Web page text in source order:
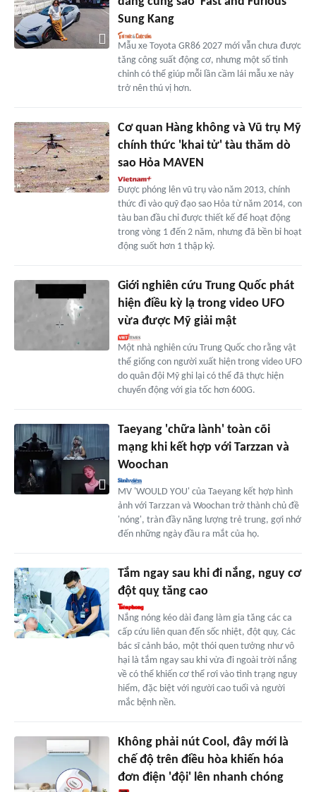
Sung Kang
Mẫu xe Toyota GR86 2027 mới vẫn chưa được
tăng công suất động cơ, nhưng một số tinh
chỉnh có thể giúp mỗi lần cầm lái mẫu xe này
trở nên thú vị hơn.
Cơ quan Hàng không và Vũ trụ Mỹ
chính thức 'khai tử' tàu thăm dò
sao Hỏa MAVEN
Được phóng lên vũ trụ vào năm 2013, chính
thức đi vào quỹ đạo sao Hỏa từ năm 2014, con
tàu ban đầu chỉ được thiết kế để hoạt động
trong vòng 1 đến 2 năm, nhưng đã bền bỉ hoạt
động suốt hơn 1 thập kỷ.
Giới nghiên cứu Trung Quốc phát
hiện điều kỳ lạ trong video UFO
vừa được Mỹ giải mật
Một nhà nghiên cứu Trung Quốc cho rằng vật
thể giống con người xuất hiện trong video UFO
do quân đội Mỹ ghi lại có thể đã thực hiện
chuyển động với gia tốc hơn 600G.
Taeyang 'chữa lành' toàn cõi
mạng khi kết hợp với Tarzzan và
Woochan
MV 'WOULD YOU' của Taeyang kết hợp hình
ảnh với Tarzzan và Woochan trở thành chủ đề
'nóng', tràn đầy năng lượng trẻ trung, gợi nhớ
đến những ngày đầu ra mắt của họ.
Tắm ngay sau khi đi nắng, nguy cơ
đột quỵ tăng cao
Nắng nóng kéo dài đang làm gia tăng các ca
cấp cứu liên quan đến sốc nhiệt, đột quỵ. Các
bác sĩ cảnh báo, một thói quen tưởng như vô
hại là tắm ngay sau khi vừa đi ngoài trời nắng
về có thể khiến cơ thể rơi vào tình trạng nguy
hiểm, đặc biệt với người cao tuổi và người
mắc bệnh nền.
Không phải nút Cool, đây mới là
chế độ trên điều hòa khiến hóa
đơn điện 'đội' lên nhanh chóng